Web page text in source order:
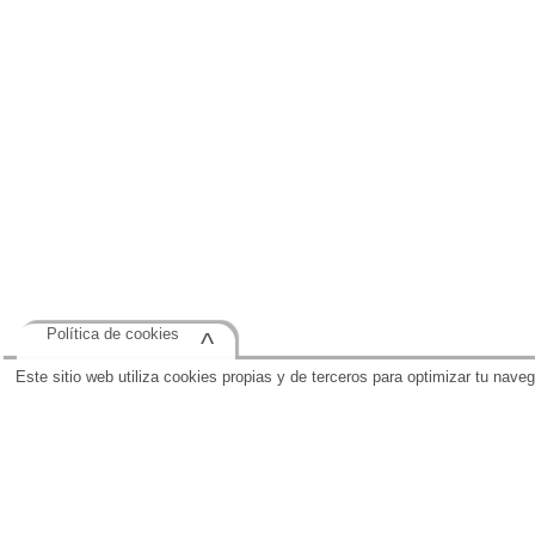
Este sitio web utiliza cookies propias y de terceros para optimizar tu
Política de cookies ^